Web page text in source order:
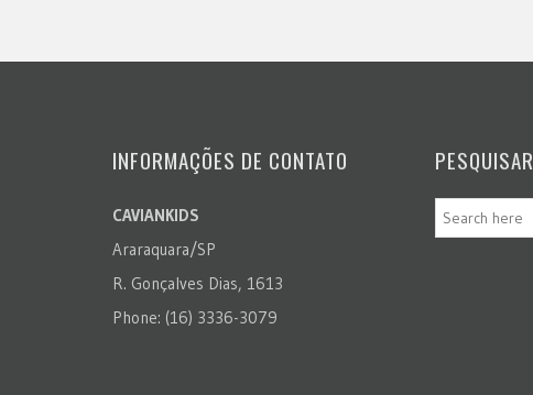
INFORMAÇÕES DE CONTATO
CAVIANKIDS
Araraquara/SP
R. Gonçalves Dias, 1613
Phone: (16) 3336-3079
PESQUISAR